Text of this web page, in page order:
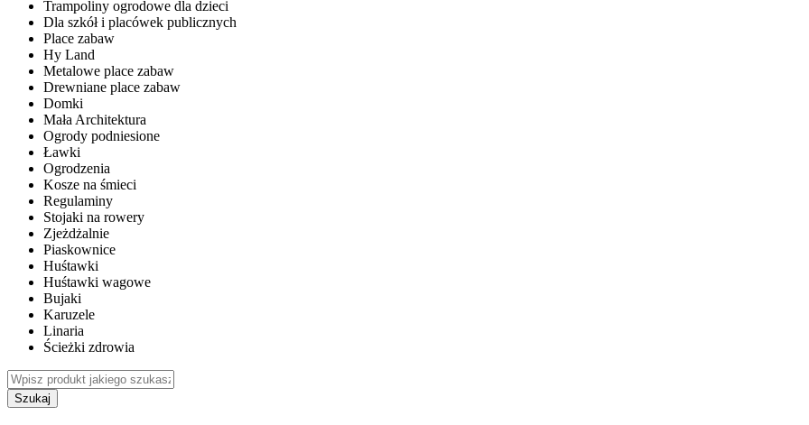
Trampoliny ogrodowe dla dzieci
Dla szkół i placówek publicznych
Place zabaw
Hy Land
Metalowe place zabaw
Drewniane place zabaw
Domki
Mała Architektura
Ogrody podniesione
Ławki
Ogrodzenia
Kosze na śmieci
Regulaminy
Stojaki na rowery
Zjeżdżalnie
Piaskownice
Huśtawki
Huśtawki wagowe
Bujaki
Karuzele
Linaria
Ścieżki zdrowia
Szukaj